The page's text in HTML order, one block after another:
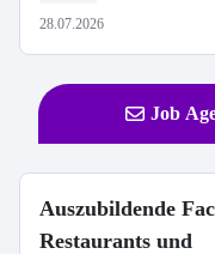
28.07.2026
Job
Auszubildende
Restaurants und